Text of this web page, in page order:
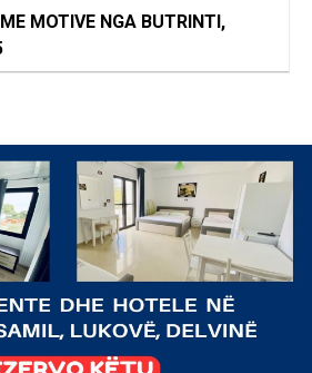
MOTIVE NGA BUTRINTI,